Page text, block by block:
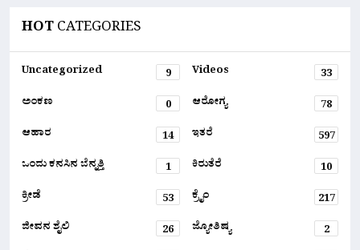
HOTCATEGORIES
Uncategorized 9 Videos
33
ಅಂಕಣ
0 ಆರೋಗ್ಯ
78
ಆಹಾರ
14 ಇತರೆ
597
ಒಂದು ಕನಸಿನ ಬೆನ್ನತ್ತಿ
1 ಕಿರುತೆರೆ
10
ಕ್ರೀಡೆ
53 ಕ್ರೈಂ
217
ಜೀವನ ಶೈಲಿ
26 ಜ್ಯೋತಿಷ್ಯ
2